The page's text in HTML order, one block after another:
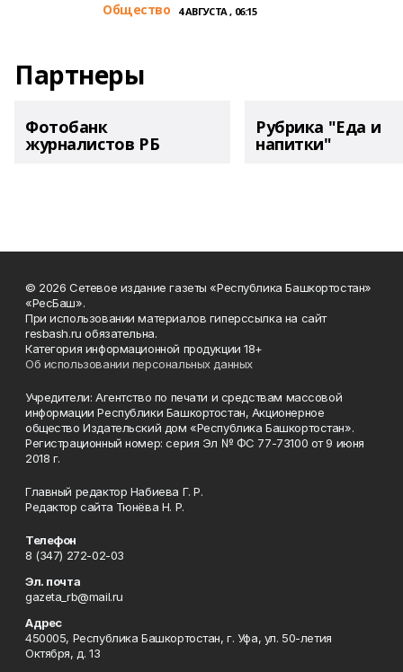
Общество 4 АВГУСТА , 06:15
Партнеры
Фотобанк
журналистов РБ
Рубрика "Еда и
напитки"
© 2026 Сетевое издание газеты «Республика Башкортостан»
«РесБаш».
При использовании материалов гиперссылка на сайт
resbash.ru обязательна.
Категория информационной продукции 18+
Об использовании персональных данных
Учредители: Агентство по печати и средствам массовой
информации Республики Башкортостан, Акционерное
общество Издательский дом «Республика Башкортостан».
Регистрационный номер: серия Эл № ФС 77-73100 от 9 июня
2018 г.
Главный редактор Набиева Г. Р.
Редактор сайта Тюнёва Н. Р.
Телефон
8 (347) 272-02-03
Эл. почта
gazeta_rb@mail.ru
Адрес
450005, Республика Башкортостан, г. Уфа, ул. 50-летия
Октября, д. 13